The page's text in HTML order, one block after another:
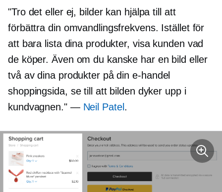
"Tro det eller ej, bilder kan hjälpa till att
förbättra din omvandlingsfrekvens. Istället för
att bara lista dina produkter, visa kunden vad
de köper. Även om du kanske har en bild eller
två av dina produkter på dine-handel
shoppingsida, se till att bilden dyker upp i
kundvagnen." — Neil Patel .